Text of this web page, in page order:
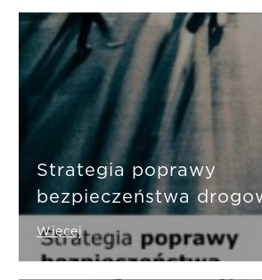
Strategia poprawy
bezpieczeństwa
Polsce
Więcej